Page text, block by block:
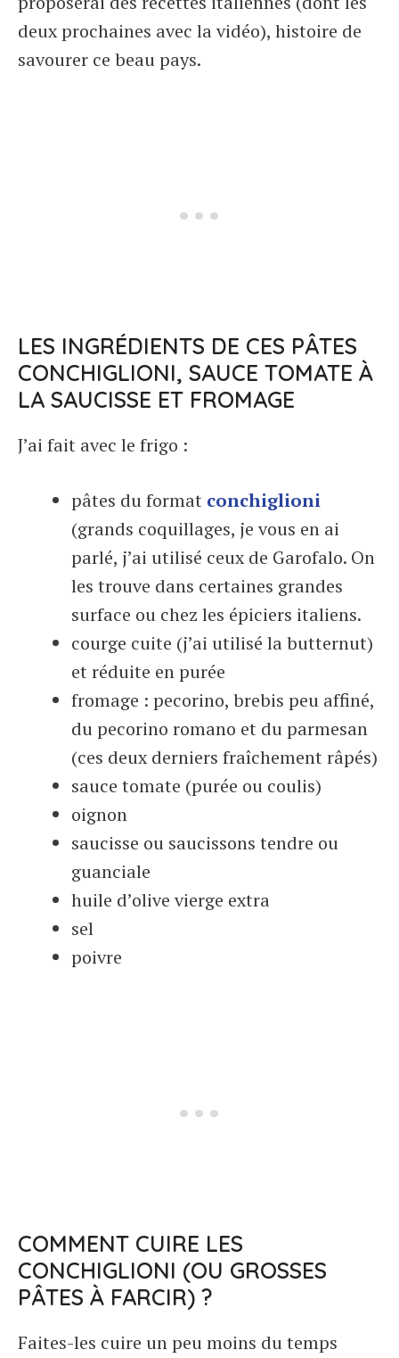
deux prochaines avec la vidéo), histoire de
savourer ce beau pays.
LES INGRÉDIENTS DE CES PÂTES
CONCHIGLIONI, SAUCE TOMATE À
LA SAUCISSE ET FROMAGE
J’ai fait avec le frigo :
pâtes du format conchiglioni
(grands coquillages, je vous en ai
parlé, j’ai utilisé ceux de Garofalo. On
les trouve dans certaines grandes
surface ou chez les épiciers italiens.
courge cuite (j’ai utilisé la butternut)
et réduite en purée
fromage : pecorino, brebis peu affiné,
du pecorino romano et du parmesan
(ces deux derniers fraîchement râpés)
sauce tomate (purée ou coulis)
oignon
saucisse ou saucissons tendre ou
guanciale
huile d’olive vierge extra
sel
poivre
COMMENT CUIRE LES
CONCHIGLIONI (OU GROSSES
PÂTES À FARCIR) ?
Faites-les cuire un peu moins du temps